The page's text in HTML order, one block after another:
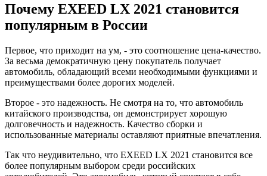
Почему EXEED LX 2021 становится
популярным в России
Первое, что приходит на ум, - это соотношение цена-качество.
За весьма демократичную цену покупатель получает
автомобиль, обладающий всеми необходимыми функциями и
преимуществами более дорогих моделей.
Второе - это надежность. Не смотря на то, что автомобиль
китайского производства, он демонстрирует хорошую
долговечность и надежность. Качество сборки и
использованные материалы оставляют приятные впечатления.
Так что неудивительно, что EXEED LX 2021 становится все
более популярным выбором среди российских